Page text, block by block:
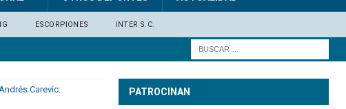
ESCORPIONES INTER S.C.
Carevic:
PATROCINAN